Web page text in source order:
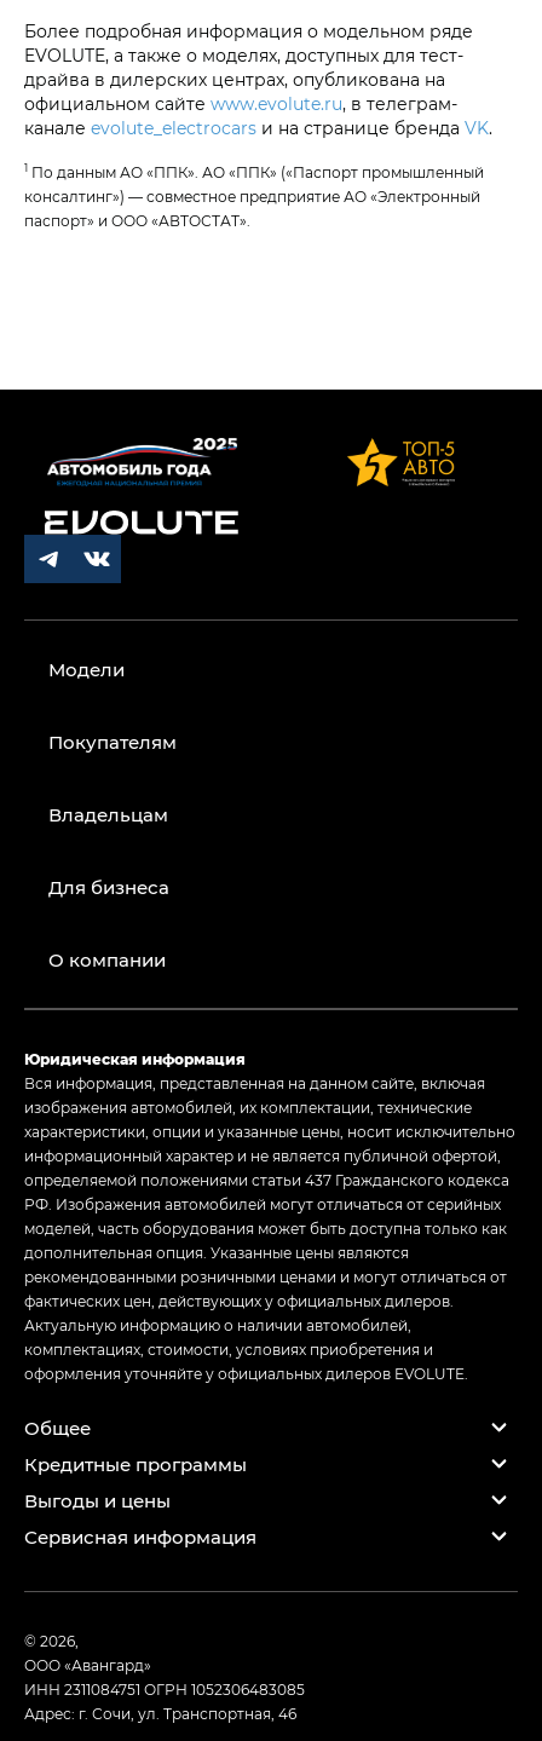
Более подробная информация о модельном ряде
EVOLUTE, а также о моделях, доступных для тест-
драйва в дилерских центрах, опубликована на
официальном сайте www.evolute.ru, в телеграм-
канале evolute_electrocars и на странице бренда VK.
1 По данным АО «ППК». АО «ППК» («Паспорт промышленный
консалтинг») — совместное предприятие АО «Электронный
паспорт» и ООО «АВТОСТАТ».
Модели
Покупателям
Владельцам
Для бизнеса
О компании
Юридическая информация
Вся информация, представленная на данном сайте, включая
изображения автомобилей, их комплектации, технические
характеристики, опции и указанные цены, носит исключительно
информационный характер и не является публичной офертой,
определяемой положениями статьи 437 Гражданского кодекса
РФ. Изображения автомобилей могут отличаться от серийных
моделей, часть оборудования может быть доступна только как
дополнительная опция. Указанные цены являются
рекомендованными розничными ценами и могут отличаться от
фактических цен, действующих у официальных дилеров.
Актуальную информацию о наличии автомобилей,
комплектациях, стоимости, условиях приобретения и
оформления уточняйте у официальных дилеров EVOLUTE.
Общее
Кредитные программы
Выгоды и цены
Сервисная информация
© 2026,
ООО «Авангард»
ИНН 2311084751 ОГРН 1052306483085
Адрес: г. Сочи, ул. Транспортная, 46